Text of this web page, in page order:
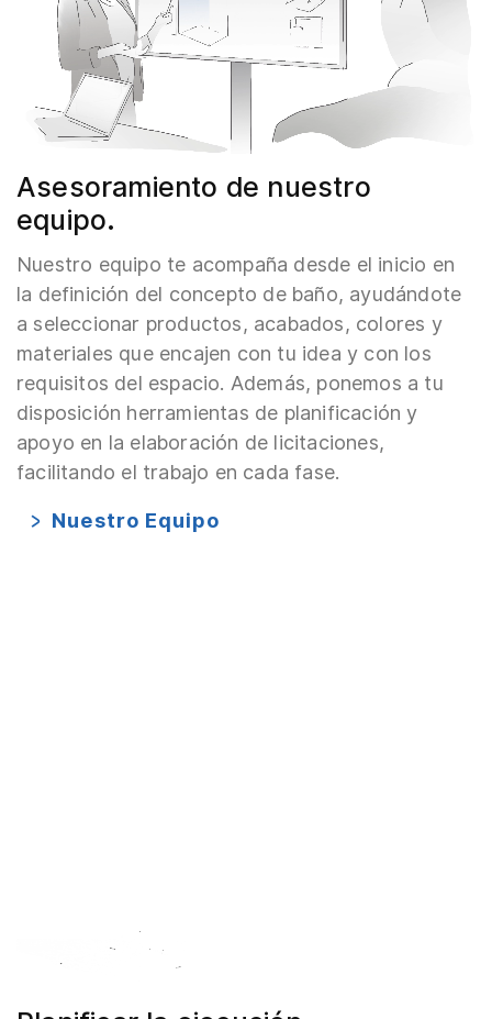
Asesoramiento de nuestro
equipo.
Nuestro equipo te acompaña desde el inicio en
la definición del concepto de baño, ayudándote
a seleccionar productos, acabados, colores y
materiales que encajen con tu idea y con los
requisitos del espacio. Además, ponemos a tu
disposición herramientas de planificación y
apoyo en la elaboración de licitaciones,
facilitando el trabajo en cada fase.
Nuestro Equipo